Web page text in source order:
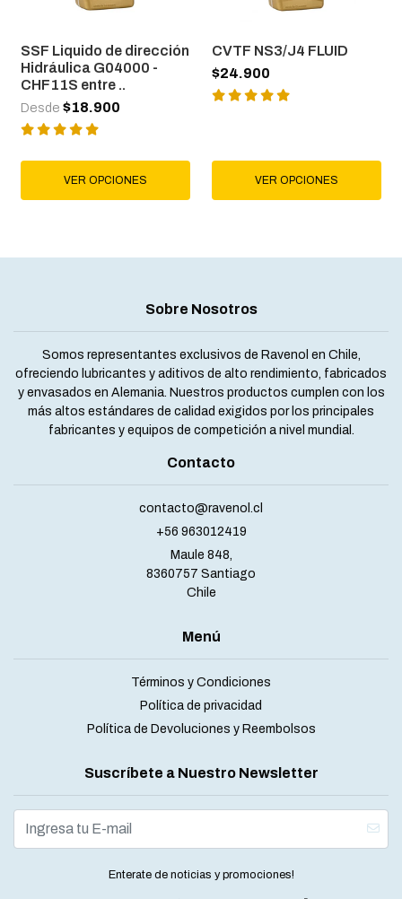
SSF Liquido de dirección
Hidráulica G04000 -
CHF11S entre ..
Desde $18.900
VER OPCIONES
CVTF NS3/J4 FLUID
$24.900
VER OPCIONES
Sobre Nosotros
Somos representantes exclusivos de Ravenol en Chile,
ofreciendo lubricantes y aditivos de alto rendimiento, fabricados
y envasados en Alemania. Nuestros productos cumplen con los
más altos estándares de calidad exigidos por los principales
fabricantes y equipos de competición a nivel mundial.
Contacto
contacto@ravenol.cl
+56 963012419
Maule 848,
8360757 Santiago
Chile
Menú
Términos y Condiciones
Política de privacidad
Política de Devoluciones y Reembolsos
Suscríbete a Nuestro Newsletter
Enterate de noticias y promociones!